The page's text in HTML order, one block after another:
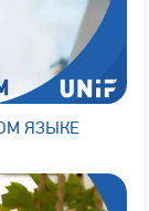
ЯЗЫКЕ